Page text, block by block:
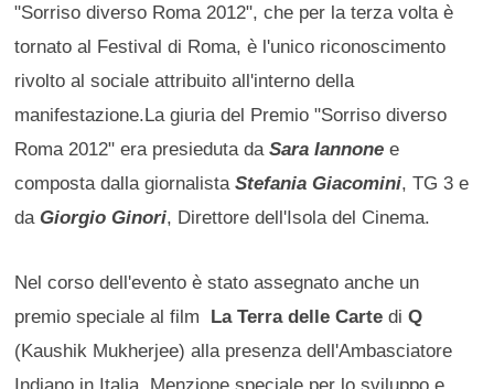
"Sorriso diverso Roma 2012", che per la terza volta è
tornato al Festival di Roma, è l'unico riconoscimento
rivolto al sociale attribuito all'interno della
manifestazione.La giuria del Premio "Sorriso diverso
Roma 2012" era presieduta daSara Iannone e
composta dalla giornalistaStefania Giacomini, TG 3 e
daGiorgio Ginori, Direttore dell'Isola del Cinema.
Nel corso dell'evento è stato assegnato anche un
premio speciale al film La Terra delle Carte di Q
(Kaushik Mukherjee) alla presenza dell'Ambasciatore
Indiano in Italia. Menzione speciale per lo sviluppo e